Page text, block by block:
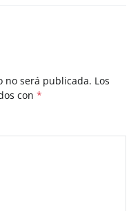
no será publicada. Los
con *